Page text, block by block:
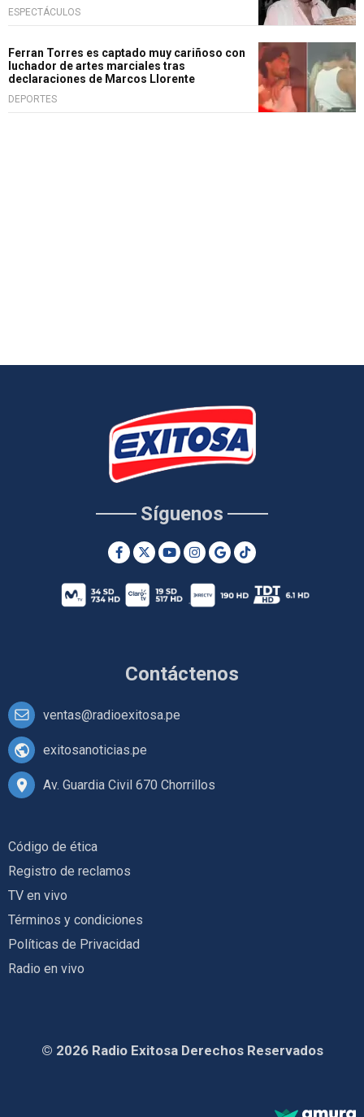
ESPECTÁCULOS
Ferran Torres es captado muy cariñoso con
luchador de artes marciales tras
declaraciones de Marcos Llorente
DEPORTES
Contáctenos
ventas@radioexitosa.pe
exitosanoticias.pe
Av. Guardia Civil 670 Chorrillos
Síguenos
Código de ética
Registro de reclamos
TV en vivo
Términos y condiciones
Políticas de Privacidad
Radio en vivo
© 2026 Radio Exitosa Derechos Reservados